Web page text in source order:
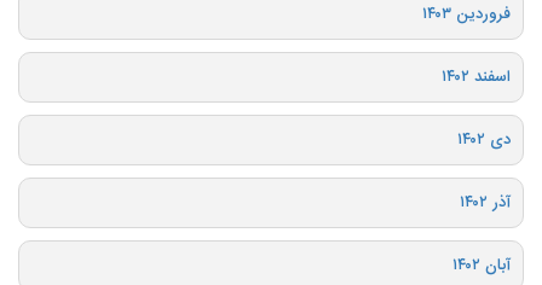
فروردین ۱۴۰۳
اسفند ۱۴۰۲
دی ۱۴۰۲
آذر ۱۴۰۲
آبان ۱۴۰۲